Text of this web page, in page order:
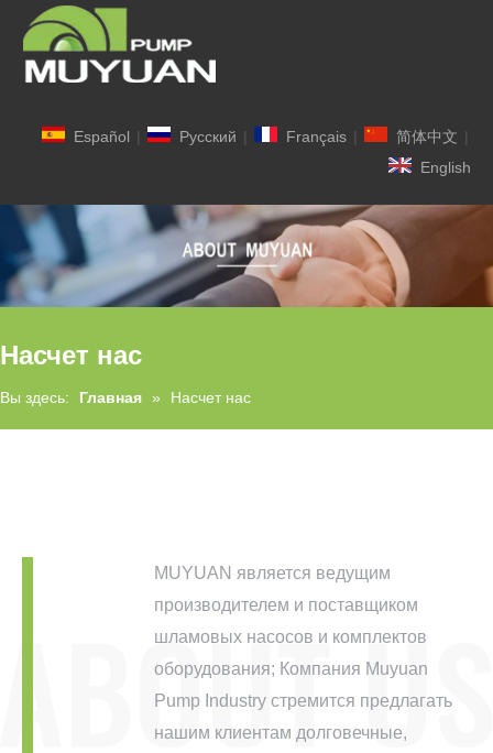
Español | Pусский | Français | 简体中文 |
English
Насчет нас
Вы здесь: Главная » Насчет нас
MUYUAN является ведущим
производителем и поставщиком
шламовых насосов и комплектов
оборудования; Компания Muyuan
Pump Industry стремится предлагать
нашим клиентам долговечные,